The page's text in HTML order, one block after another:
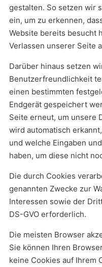
gestalten. So setzen wir
ein, um zu erkennen,
Website bereits besucht
Verlassen unserer Seite
Darüber hinaus setzen
Benutzerfreundlichkeit
einen bestimmten
Endgerät gespeichert
Seite erneut, um unsere
wird automatisch
und welche Eingaben
haben, um diese nicht
Die durch Cookies
genannten Zwecke zur
Interessen sowie der
DS-GVO erforderlich.
Die meisten Browser
Sie können Ihren
keine Cookies auf Ihrem